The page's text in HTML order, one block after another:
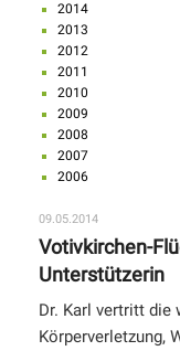
2014
2013
2012
2011
2010
2009
2008
2007
2006
09.05.2014
Votivkirchen-
Unterstützerin
Dr. Karl vertritt die
Körperverletzung,